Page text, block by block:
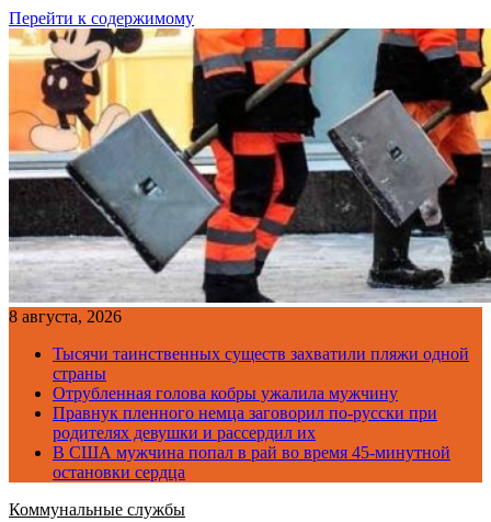
Перейти к содержимому
8 августа, 2026
Тысячи таинственных существ захватили пляжи одной
страны
Отрубленная голова кобры ужалила мужчину
Правнук пленного немца заговорил по-русски при
родителях девушки и рассердил их
В США мужчина попал в рай во время 45-минутной
остановки сердца
Коммунальные службы